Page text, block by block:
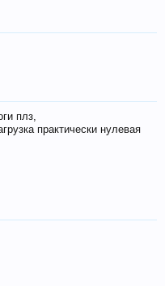
плз,
практически нулевая